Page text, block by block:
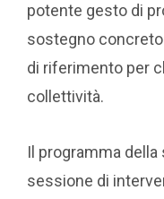
potente gesto di
sostegno concreto
di riferimento per
collettività.
Il programma della
sessione di